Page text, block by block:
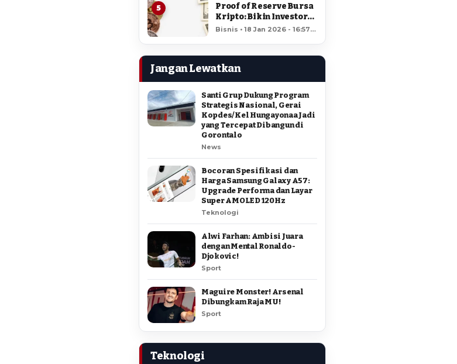
5
Proof of Reserve Bursa
Kripto: Bikin Investor
Kaya Raya?
Bisnis • 18 Jan 2026 - 16:57 •
Jangan Lewatkan
Santi Grup Dukung Program
Strategis Nasional, Gerai
Kopdes/Kel Hungayonaa Jadi
yang Tercepat Dibangun di
Gorontalo
News
Bocoran Spesifikasi dan
Harga Samsung Galaxy A57:
Upgrade Performa dan Layar
Super AMOLED 120Hz
Teknologi
Alwi Farhan: Ambisi Juara
dengan Mental Ronaldo-
Djokovic!
Sport
Maguire Monster! Arsenal
Dibungkam Raja MU!
Sport
Teknologi